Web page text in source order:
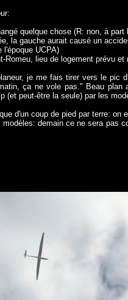
quelque chose (R: non, à part
la gauche aurait causé un
l'époque UCPA)
Romeu, lieu de logement prévu et
je me fais tirer vers le
ça ne vole pas." Beau
(et peut-être la seule) par les
d'un coup de pied par terre:
demain ce ne sera